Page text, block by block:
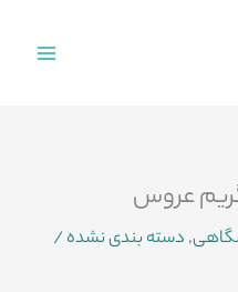
عروس
,دسته بندی نشده/